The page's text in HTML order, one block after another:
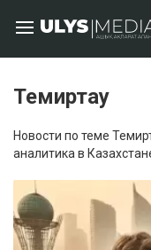
Темиртау
Новости по теме
аналитика в